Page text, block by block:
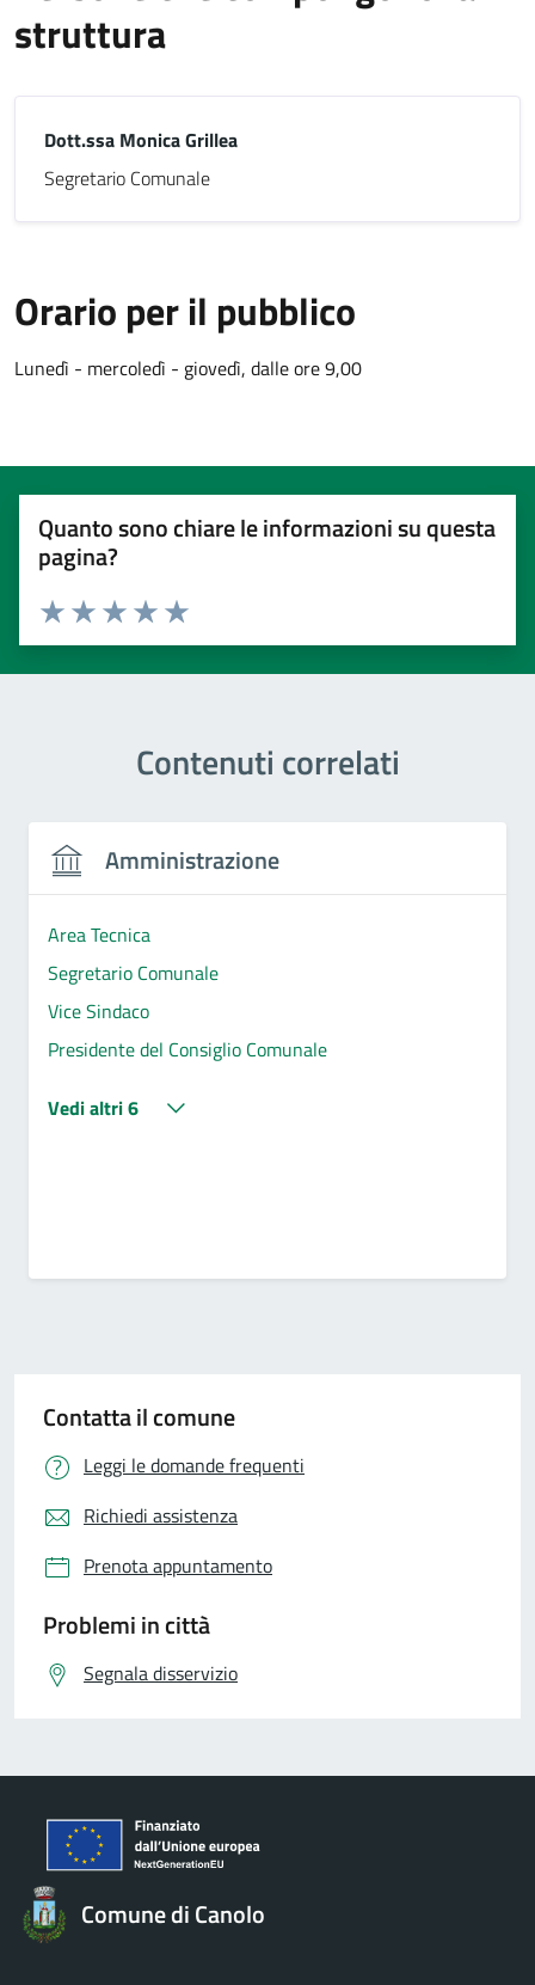
struttura
Dott.ssa Monica Grillea
Segretario Comunale
Orario per il pubblico
Lunedì - mercoledì - giovedì, dalle ore 9,00
Quanto sono chiare le informazioni su questa
pagina?
Valuta 5 stelle su 5
Valuta 4 stelle su 5
Valuta 3 stelle su 5
Valuta 2 stelle su 5
Valuta 1 stelle su 5
Contenuti correlati
Amministrazione
Area Tecnica
Segretario Comunale
Vice Sindaco
Presidente del Consiglio Comunale
Vedi altri 6
Contatta il comune
Leggi le domande frequenti
Richiedi assistenza
Prenota appuntamento
Problemi in città
Segnala disservizio
Comune di Canolo